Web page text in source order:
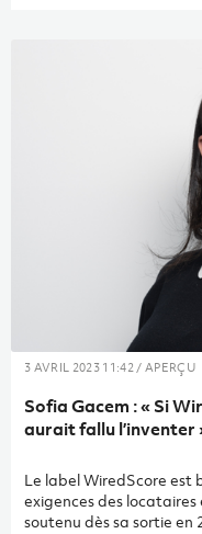
3 AVRIL 2023 11:42 / APERÇU
Sofia Gacem : « Si
aurait fallu l’inventer
Le label WiredScore est
exigences des
soutenu dès sa sortie en